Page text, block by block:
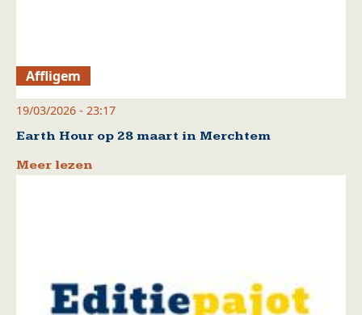
Affligem
19/03/2026 - 23:17
Earth Hour op 28 maart in Merchtem
Meer lezen